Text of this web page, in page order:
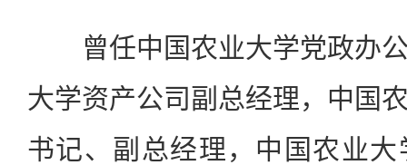
曾任中国农业大学党政办公
大学资产公司副总经理，中国
书记、副总经理，中国农业